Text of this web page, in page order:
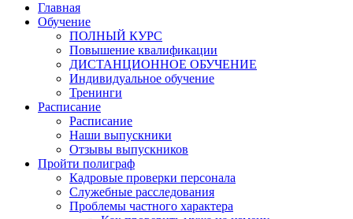
Главная
Обучение
ПОЛНЫЙ КУРС
Повышение квалификации
ДИСТАНЦИОННОЕ ОБУЧЕНИЕ
Индивидуальное обучение
Тренинги
Расписание
Расписание
Наши выпускники
Отзывы выпускников
Пройти полиграф
Кадровые проверки персонала
Cлужебные расследования
Проблемы частного характера